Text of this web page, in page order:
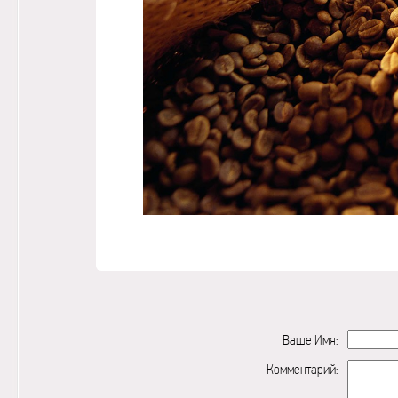
Ваше Имя:
Комментарий: